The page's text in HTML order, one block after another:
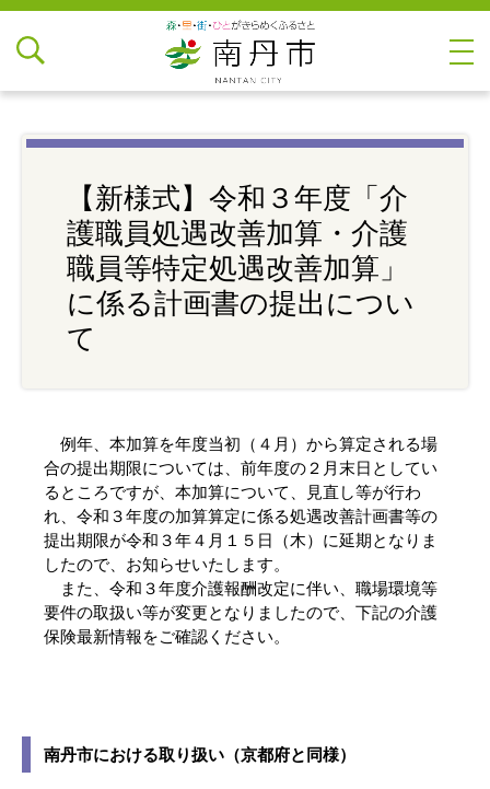
【新様式】令和３年度「介
護職員処遇改善加算・介護
職員等特定処遇改善加算」
に係る計画書の提出につい
て
例年、本加算を年度当初（４月）から算定される場
合の提出期限については、前年度の２月末日としてい
るところですが、本加算について、見直し等が行わ
れ、令和３年度の加算算定に係る処遇改善計画書等の
提出期限が令和３年４月１５日（木）に延期となりま
したので、お知らせいたします。
また、令和３年度介護報酬改定に伴い、職場環境等
要件の取扱い等が変更となりましたので、下記の介護
保険最新情報をご確認ください。
南丹市における取り扱い（京都府と同様）